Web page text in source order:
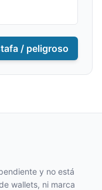
/ peligroso
y no está
wallets, ni marca